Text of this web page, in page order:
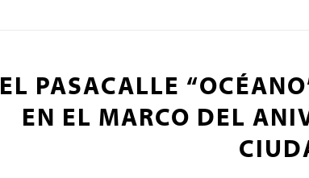
EL PASACALLE
EN EL MARCO DEL